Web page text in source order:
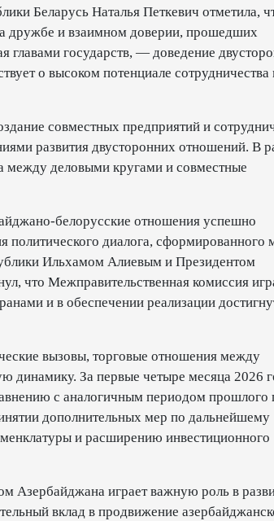
Беларусь Наталья Петкевич отметила,
дружбе и взаимном доверии, прошедших
главами государств, — доведение
о высоком потенциале
совместных предприятий и
развития двусторонних отношений. В
между деловыми кругами и совместные
белорусские отношения успешно
политического диалога, сформированного
Ильхамом Алиевым и Президентом
что Межправительственная комиссия
и в обеспечении реализации
вызовы, торговые отношения между
За первые четыре месяца 2026
с аналогичным периодом прошлого
дополнительных мер по дальнейшему
и расширению инвестиционного
Азербайджана играет важную роль в
вклад в продвижение